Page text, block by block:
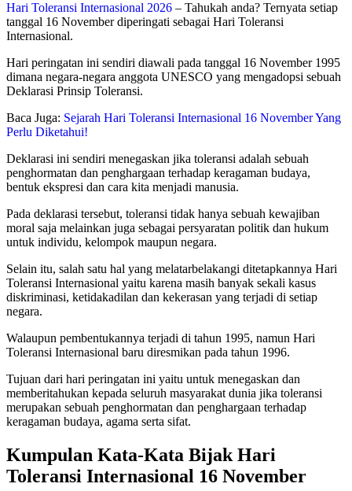
Hari Toleransi Internasional 2026 – Tahukah anda? Ternyata setiap
tanggal 16 November diperingati sebagai Hari Toleransi
Internasional.
Hari peringatan ini sendiri diawali pada tanggal 16 November 1995
dimana negara-negara anggota UNESCO yang mengadopsi sebuah
Deklarasi Prinsip Toleransi.
Baca Juga: Sejarah Hari Toleransi Internasional 16 November Yang
Perlu Diketahui!
Deklarasi ini sendiri menegaskan jika toleransi adalah sebuah
penghormatan dan penghargaan terhadap keragaman budaya,
bentuk ekspresi dan cara kita menjadi manusia.
Pada deklarasi tersebut, toleransi tidak hanya sebuah kewajiban
moral saja melainkan juga sebagai persyaratan politik dan hukum
untuk individu, kelompok maupun negara.
Selain itu, salah satu hal yang melatarbelakangi ditetapkannya Hari
Toleransi Internasional yaitu karena masih banyak sekali kasus
diskriminasi, ketidakadilan dan kekerasan yang terjadi di setiap
negara.
Walaupun pembentukannya terjadi di tahun 1995, namun Hari
Toleransi Internasional baru diresmikan pada tahun 1996.
Tujuan dari hari peringatan ini yaitu untuk menegaskan dan
memberitahukan kepada seluruh masyarakat dunia jika toleransi
merupakan sebuah penghormatan dan penghargaan terhadap
keragaman budaya, agama serta sifat.
Kumpulan Kata-Kata Bijak Hari
Toleransi Internasional 16 November